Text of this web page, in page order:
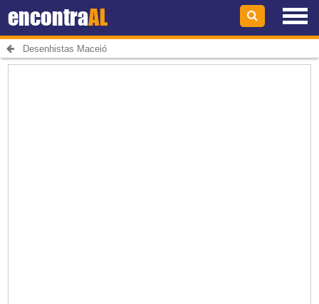
encontraAL
Desenhistas Maceió